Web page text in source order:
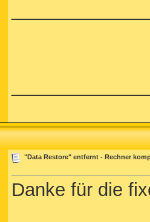
"Data Restore" entfernt - Rechner
Danke für die